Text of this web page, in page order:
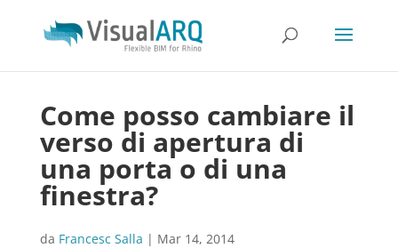
Come posso cambiare il
verso di apertura di
una porta o di una
finestra?
da Francesc Salla | Mar 14, 2014